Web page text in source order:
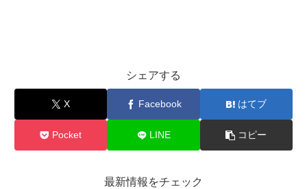
シェアする
X Facebook はてブ
Pocket LINE コピー
最新情報をチェック